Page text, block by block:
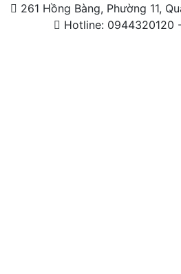
261 Hồng Bàng, Phường 11,
Hotline: 0944320120